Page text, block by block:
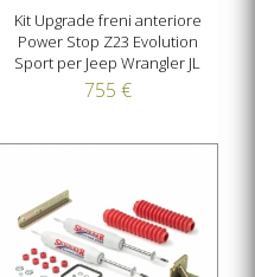
Kit Upgrade freni anteriore
Power Stop Z23 Evolution
Sport per Jeep Wrangler JL
755 €